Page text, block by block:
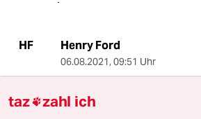
HF Henry Ford
06.08.2021, 09:51 Uhr
mit einem gemeinsamen
taz zahl ich